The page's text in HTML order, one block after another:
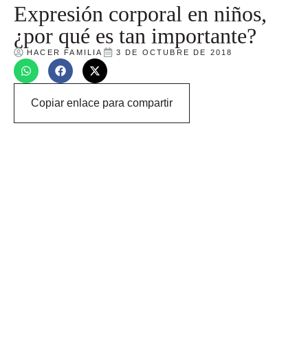
Expresión corporal en niños,
¿por qué es tan importante?
HACER FAMILIA 3 DE OCTUBRE DE 2018
Copiar enlace para compartir